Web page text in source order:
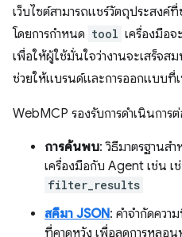
เว็บไซต์สามารถแชร์วัตถุประสงค์
โดยการกำหนด tool เครื่องมือจ
เพื่อให้ผู้ใช้มั่นใจว่างานจะเสร็จ
ช่วยให้แบรนด์และการออกแบบที่
WebMCP รองรับการดำเนินการ
การค้นพบ: วิธีมาตรฐานส
เครื่องมือกับ Agent เช่น เ
filter_results
สคีมา JSON: คำจำกัดคว
ที่คาดหวัง เพื่อลดการหลอน